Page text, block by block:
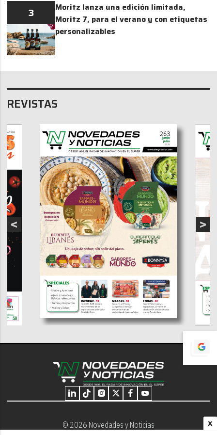
X
3
Moritz lanza una edición limitada,
Moritz 7, para el verano y con etiquetas
personalizables
REVISTAS
© 2026 Novedades y Noticias